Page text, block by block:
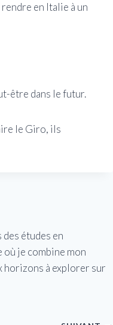
en Italie à un
être dans le futur.
le Giro, ils
études en
je combine mon
horizons à explorer sur